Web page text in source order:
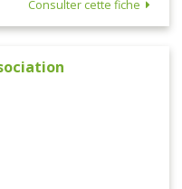
Consulter cette fiche